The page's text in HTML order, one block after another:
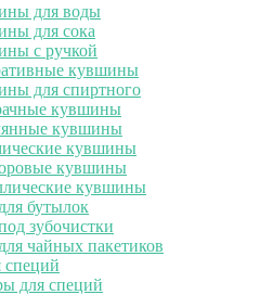
для воды
для сока
с ручкой
кувшины
для спиртного
кувшины
кувшины
кувшины
кувшины
кувшины
бутылок
зубочистки
чайных пакетиков
специй
для специй